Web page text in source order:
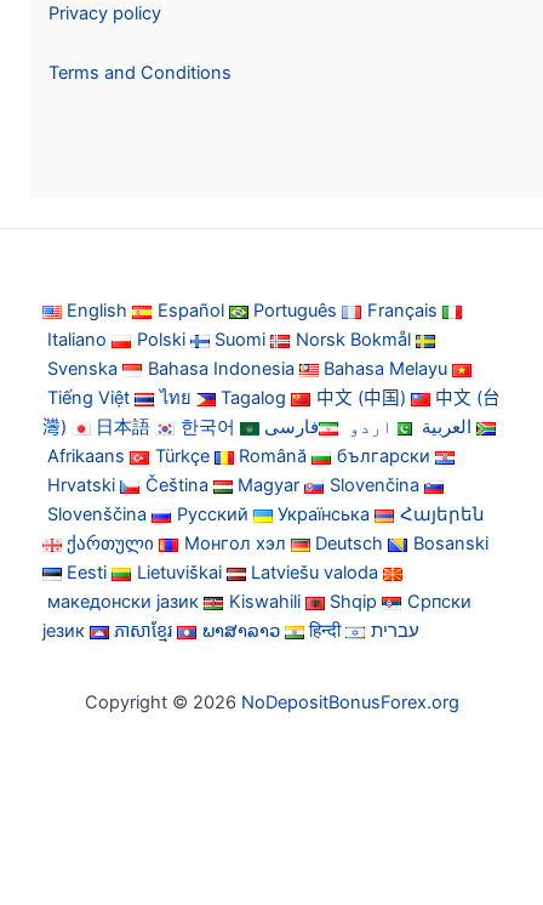
Privacy policy
Terms and Conditions
English Español Português
Français
Italiano
Polski Suomi
Norsk Bokmål
Svenska
Bahasa Indonesia
Bahasa Melayu
Tiếng Việt
ไทย Tagalog 中文 (中国)
中文 (台
灣)
日本語 한국어 العربية اردو
فارسی
Afrikaans
Türkçe Română
български
Hrvatski
Čeština Magyar
Slovenčina
Slovenščina
Русский Українська
Հայերեն
ქართული
Монгол хэл Deutsch
Bosanski
Eesti
Lietuviškai
Latviešu valoda
македонски јазик
Kiswahili Shqip
Српски
језик
ភាសាខ្មែរ ພາສາລາວ हिन्दी עברית
Copyright © 2026 NoDepositBonusForex.org